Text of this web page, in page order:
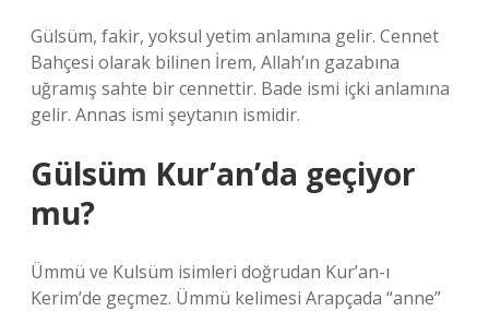
Gülsüm, fakir, yoksul yetim anlamına gelir. Cennet
Bahçesi olarak bilinen İrem, Allah’ın gazabına
uğramış sahte bir cennettir. Bade ismi içki anlamına
gelir. Annas ismi şeytanın ismidir.
Gülsüm Kur’an’da geçiyor
mu?
Ümmü ve Kulsüm isimleri doğrudan Kur’an-ı
Kerim’de geçmez. Ümmü kelimesi Arapçada “anne”